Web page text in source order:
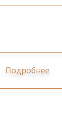
Подробнее